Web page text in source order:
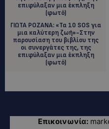
ΓΙΩΤΑ ΡΟΖΑΝΑ: «Τα 10 SOS για
μια καλύτερη ζωή»-Στην
παρουσίαση του βιβλίου της
οι συνεργάτες της, της
επιφύλαξαν μια έκπληξη
(φωτό)
Επικοινωνία: